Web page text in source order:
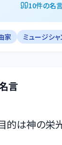
10件の名
家 ミュージシャ
言
的は神の栄